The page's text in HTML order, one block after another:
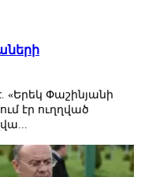
«Երեկ Փաշինյանի
էր ուղղված